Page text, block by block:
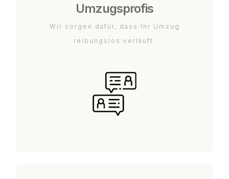
Umzugsprofis
Wir sorgen dafür, dass Ihr Umzug
reibungslos verläuft.